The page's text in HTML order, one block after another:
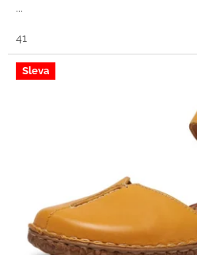
...
41
Sleva